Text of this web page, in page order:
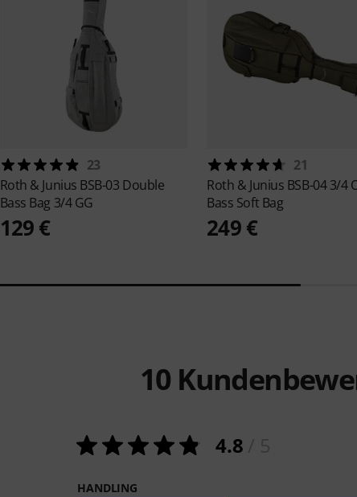
23
Roth & Junius BSB-03 Double
Bass Bag 3/4 GG
129 €
21
Roth & Junius BSB-04 3/4
Bass Soft Bag
249 €
10
4.8
HANDLING